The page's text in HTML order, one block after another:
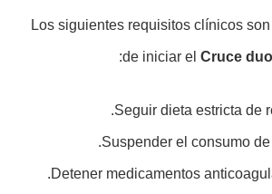
Los siguientes requisitos clínicos
de iniciar el Cruce
:
Seguir dieta estricta de
Suspender el consumo
Detener medicamentos